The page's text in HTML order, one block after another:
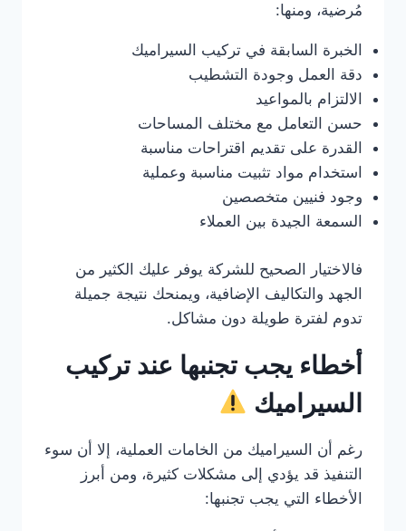
مُرضية، ومنها:
الخبرة السابقة في تركيب السيراميك
دقة العمل وجودة التشطيب
الالتزام بالمواعيد
حسن التعامل مع مختلف المساحات
القدرة على تقديم اقتراحات مناسبة
استخدام مواد تثبيت مناسبة وعملية
وجود فنيين متخصصين
السمعة الجيدة بين العملاء
فالاختيار الصحيح للشركة يوفر عليك الكثير من
الجهد والتكاليف الإضافية، ويمنحك نتيجة جميلة
تدوم لفترة طويلة دون مشاكل.
أخطاء يجب تجنبها عند تركيب
السيراميك
رغم أن السيراميك من الخامات العملية، إلا أن سوء
التنفيذ قد يؤدي إلى مشكلات كثيرة، ومن أبرز
الأخطاء التي يجب تجنبها: